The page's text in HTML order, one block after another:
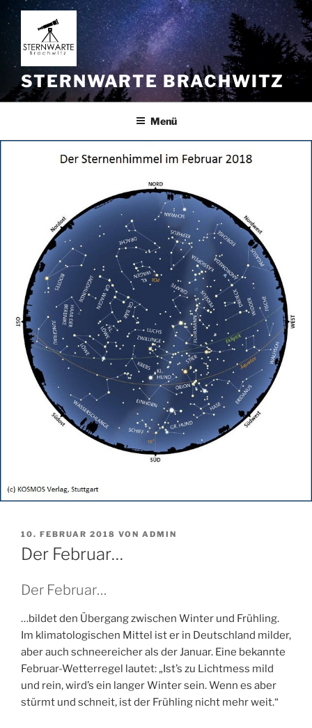
Zum
Inhalt
springen
STERNWARTE BRACHWITZ
Menü
VERÖFFENTLICHT
AM
10. FEBRUAR 2018 VON ADMIN
Der Februar…
Der Februar…
…bildet den Übergang zwischen Winter und Frühling.
Im klimatologischen Mittel ist er in Deutschland milder,
aber auch schneereicher als der Januar. Eine bekannte
Februar-Wetterregel lautet: „Ist’s zu Lichtmess mild
und rein, wird’s ein langer Winter sein. Wenn es aber
stürmt und schneit, ist der Frühling nicht mehr weit.“